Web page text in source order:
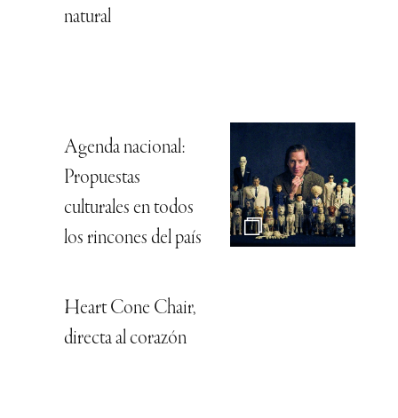
natural
Agenda nacional:
Propuestas
culturales en todos
los rincones del país
Heart Cone Chair,
directa al corazón